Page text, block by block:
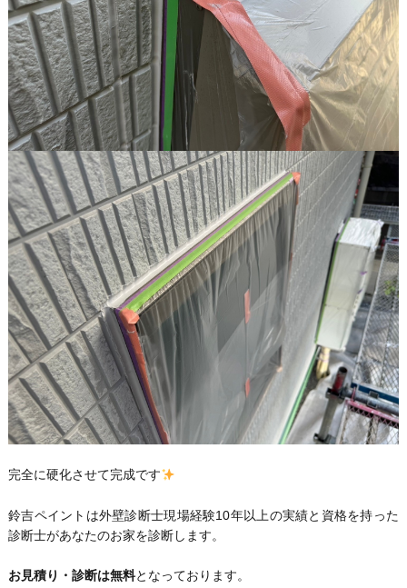
完全に硬化させて完成です
鈴吉ペイントは外壁診断士現場経験10年以上の実績と資格を持った
診断士があなたのお家を診断します。
お見積り・診断は無料となっております。